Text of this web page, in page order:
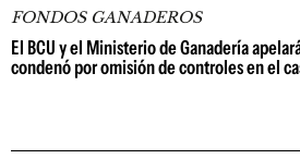
FONDOS GANADEROS
El BCU y el Ministerio de Ganadería
condenó por omisión de controles en el